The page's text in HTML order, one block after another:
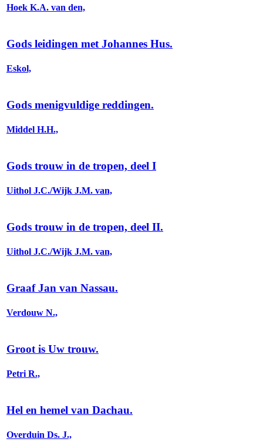
Hoek K.A. van den,
Gods leidingen met Johannes Hus.
Eskol,
Gods menigvuldige reddingen.
Middel H.H.,
Gods trouw in de tropen, deel I
Uithol J.C./Wijk J.M. van,
Gods trouw in de tropen, deel II.
Uithol J.C./Wijk J.M. van,
Graaf Jan van Nassau.
Verdouw N.,
Groot is Uw trouw.
Petri R.,
Hel en hemel van Dachau.
Overduin Ds. J.,